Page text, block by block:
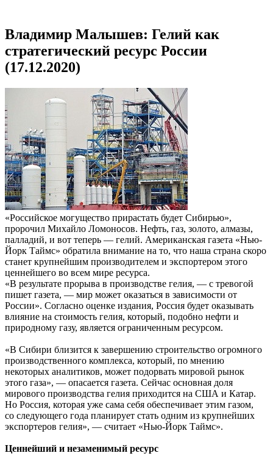
Владимир Малышев: Гелий как
стратегический ресурс России
(17.12.2020)
«Российское могущество прирастать будет Сибирью»,
пророчил Михайло Ломоносов. Нефть, газ, золото, алмазы,
палладий, и вот теперь — гелий. Американская газета «Нью-
Йорк Таймс» обратила внимание на то, что наша страна скоро
станет крупнейшим производителем и экспортером этого
ценнейшего во всем мире ресурса.
«В результате прорыва в производстве гелия, — с тревогой
пишет газета, — мир может оказаться в зависимости от
России». Согласно оценке издания, Россия будет оказывать
влияние на стоимость гелия, который, подобно нефти и
природному газу, является ограниченным ресурсом.
«В Сибири близится к завершению строительство огромного
производственного комплекса, который, по мнению
некоторых аналитиков, может подорвать мировой рынок
этого газа», — опасается газета. Сейчас основная доля
мирового производства гелия приходится на США и Катар.
Но Россия, которая уже сама себя обеспечивает этим газом,
со следующего года планирует стать одним из крупнейших
экспортеров гелия», — считает «Нью-Йорк Таймс».
Ценнейший и незаменимый ресурс